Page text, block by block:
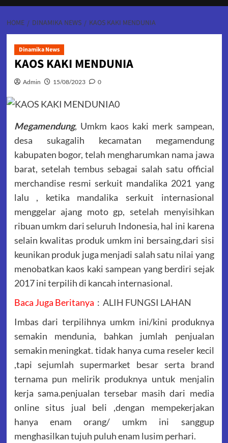
HOME DINAMIKA NEWS KAOS KAKI MENDUNIA
Dinamika News
KAOS KAKI MENDUNIA
Admin 15/08/2023 0
Megamendung, Umkm kaos kaki merk sampean,
desa sukagalih kecamatan megamendung
kabupaten bogor, telah mengharumkan nama jawa
barat, setelah tembus sebagai salah satu official
merchandise resmi serkuit mandalika 2021 yang
lalu , ketika mandalika serkuit internasional
menggelar ajang moto gp, setelah menyisihkan
ribuan umkm dari seluruh Indonesia, hal ini karena
selain kwalitas produk umkm ini bersaing,dari sisi
keunikan produk juga menjadi salah satu nilai yang
menobatkan kaos kaki sampean yang berdiri sejak
2017 ini terpilih di kancah internasional.
Baca Juga Beritanya : ALIH FUNGSI LAHAN
Imbas dari terpilihnya umkm ini/kini produknya
semakin mendunia, bahkan jumlah penjualan
semakin meningkat. tidak hanya cuma reseler kecil
,tapi sejumlah supermarket besar serta brand
ternama pun melirik produknya untuk menjalin
kerja sama.penjualan tersebar masih dari media
online situs jual beli ,dengan mempekerjakan
hanya enam orang/ umkm ini sanggup
menghasilkan tujuh puluh enam lusim perhari.